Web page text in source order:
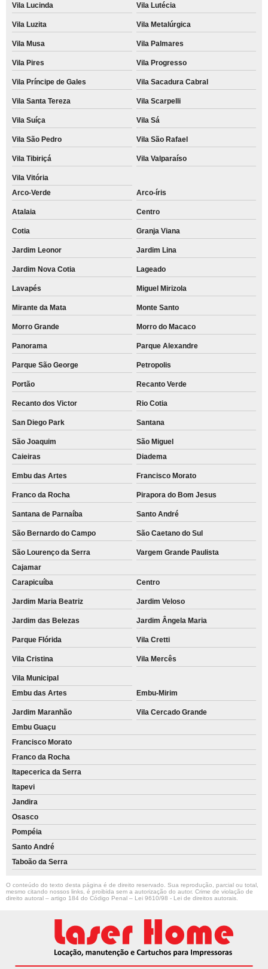
Vila Lucinda Vila Lutécia
Vila Luzita Vila Metalúrgica
Vila Musa Vila Palmares
Vila Pires Vila Progresso
Vila Príncipe de Gales Vila Sacadura Cabral
Vila Santa Tereza Vila Scarpelli
Vila Suíça Vila Sá
Vila São Pedro Vila São Rafael
Vila Tibiriçá Vila Valparaíso
Vila Vitória
Arco-Verde
Arco-íris
Atalaia Centro
Cotia Granja Viana
Jardim Leonor Jardim Lina
Jardim Nova Cotia Lageado
Lavapés Miguel Mirizola
Mirante da Mata Monte Santo
Morro Grande Morro do Macaco
Panorama Parque Alexandre
Parque São George Petropolis
Portão Recanto Verde
Recanto dos Victor Rio Cotia
San Diego Park Santana
São Joaquim
São Miguel
Caieiras
Diadema
Embu das Artes Francisco Morato
Franco da Rocha Pirapora do Bom Jesus
Santana de Parnaíba Santo André
São Bernardo do Campo São Caetano do Sul
São Lourenço da Serra
Vargem Grande Paulista
Cajamar
Carapicuíba
Centro
Jardim Maria Beatriz Jardim Veloso
Jardim das Belezas Jardim Ângela Maria
Parque Flórida Vila Cretti
Vila Cristina Vila Mercês
Vila Municipal
Embu das Artes
Embu-Mirim
Jardim Maranhão
Vila Cercado Grande
Embu Guaçu
Francisco Morato
Franco da Rocha
Itapecerica da Serra
Itapevi
Jandira
Osasco
Pompéia
Santo André
Taboão da Serra
O conteúdo do texto desta página é de direito reservado. Sua reprodução, parcial ou total,
mesmo citando nossos links, é proibida sem a autorização do autor. Crime de violação de
direito autoral – artigo 184 do Código Penal – Lei 9610/98 - Lei de direitos autorais